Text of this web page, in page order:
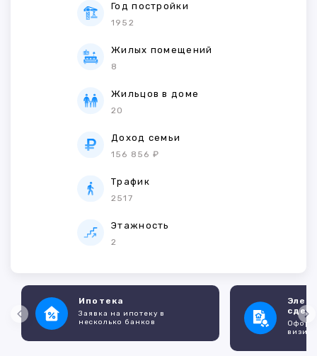
Год постройки
1952
Жилых помещений
8
Жильцов в доме
20
Доход семьи
156 856 ₽
Трафик
2517
Этажность
2
Ипотека
Заявка на ипотеку в
несколько банков